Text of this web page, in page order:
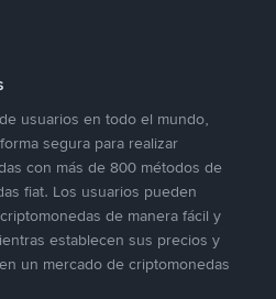
usuarios en todo el mundo,
segura para realizar
con más de 800 métodos de
fiat. Los usuarios pueden
de manera fácil y
establecen sus precios y
un mercado de criptomonedas